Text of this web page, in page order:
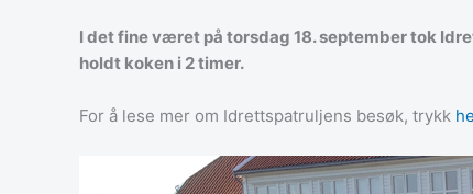
I det fine været på torsdag 18. september tok
holdt koken i 2 timer.
For å lese mer om Idrettspatruljens besøk, trykk